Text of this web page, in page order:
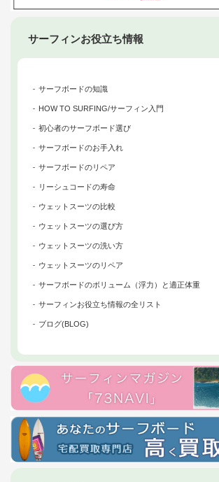
サーフィンお役立ち情報
サーフボードの知識
HOW TO SURFING/サーフィン入門
初心者のサーフボード選び
サーフボードのお手入れ
サーフボードのリペア
リーシュコードの寿命
ウェットスーツの比較
ウェットスーツの選び方
ウェットスーツの洗い方
ウェットスーツのリペア
サーフボードのボリューム（浮力）と適正体重
サーフィンお役立ち情報の全リスト
ブログ(BLOG)